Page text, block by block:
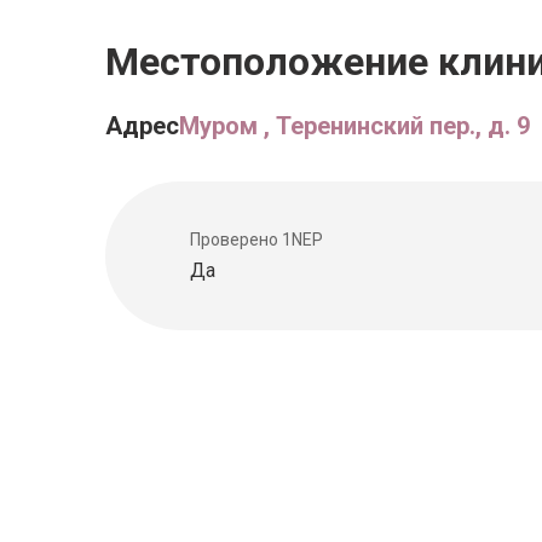
Местоположение
АдресМуром , Теренинский пер., д. 9
Проверено 1NEP
Да